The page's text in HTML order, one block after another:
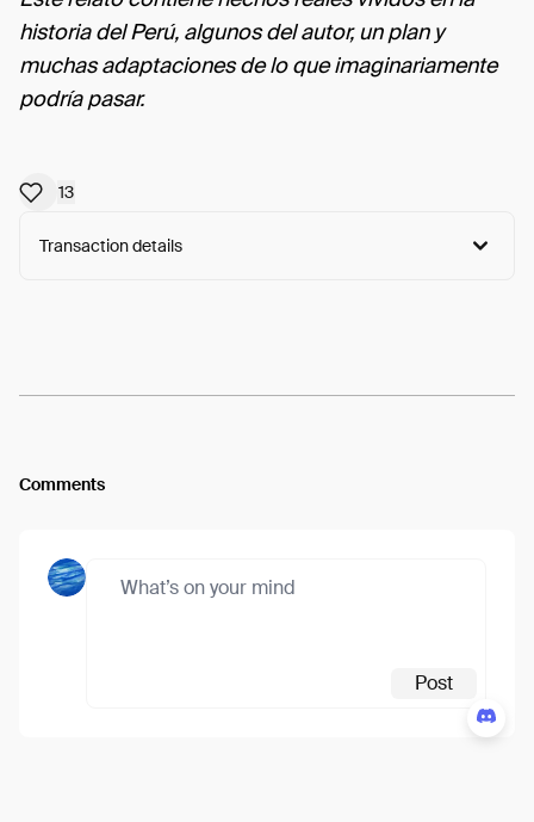
historia del Perú, algunos del autor, un plan y
muchas adaptaciones de lo que imaginariamente
podría pasar.
13
Transaction details
Comments
Post